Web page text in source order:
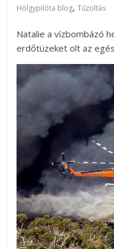
Hölgypilóta blog,Tűzoltás
Natalie a vízbombázó
erdőtüzeket olt az